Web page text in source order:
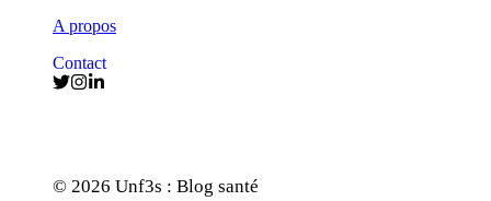
A propos
Contact
© 2026 Unf3s : Blog santé